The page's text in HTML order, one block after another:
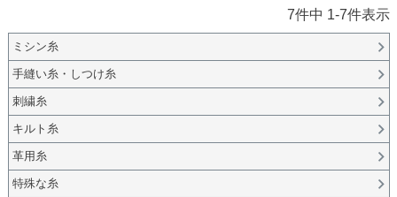
7件中 1-7件表示
ミシン糸
手縫い糸・しつけ糸
刺繍糸
キルト糸
革用糸
特殊な糸